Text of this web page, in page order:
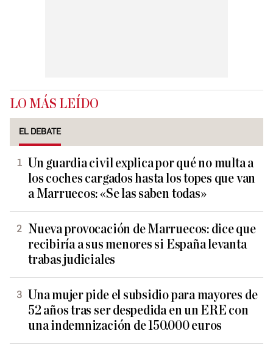
LO MÁS LEÍDO
EL DEBATE
Un guardia civil explica por qué no multa a
los coches cargados hasta los topes que van
a Marruecos: «Se las saben todas»
Nueva provocación de Marruecos: dice que
recibiría a sus menores si España levanta
trabas judiciales
Una mujer pide el subsidio para mayores de
52 años tras ser despedida en un ERE con
una indemnización de 150.000 euros